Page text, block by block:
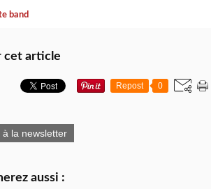
band
cet article
Repost 0
à la newsletter
aussi :